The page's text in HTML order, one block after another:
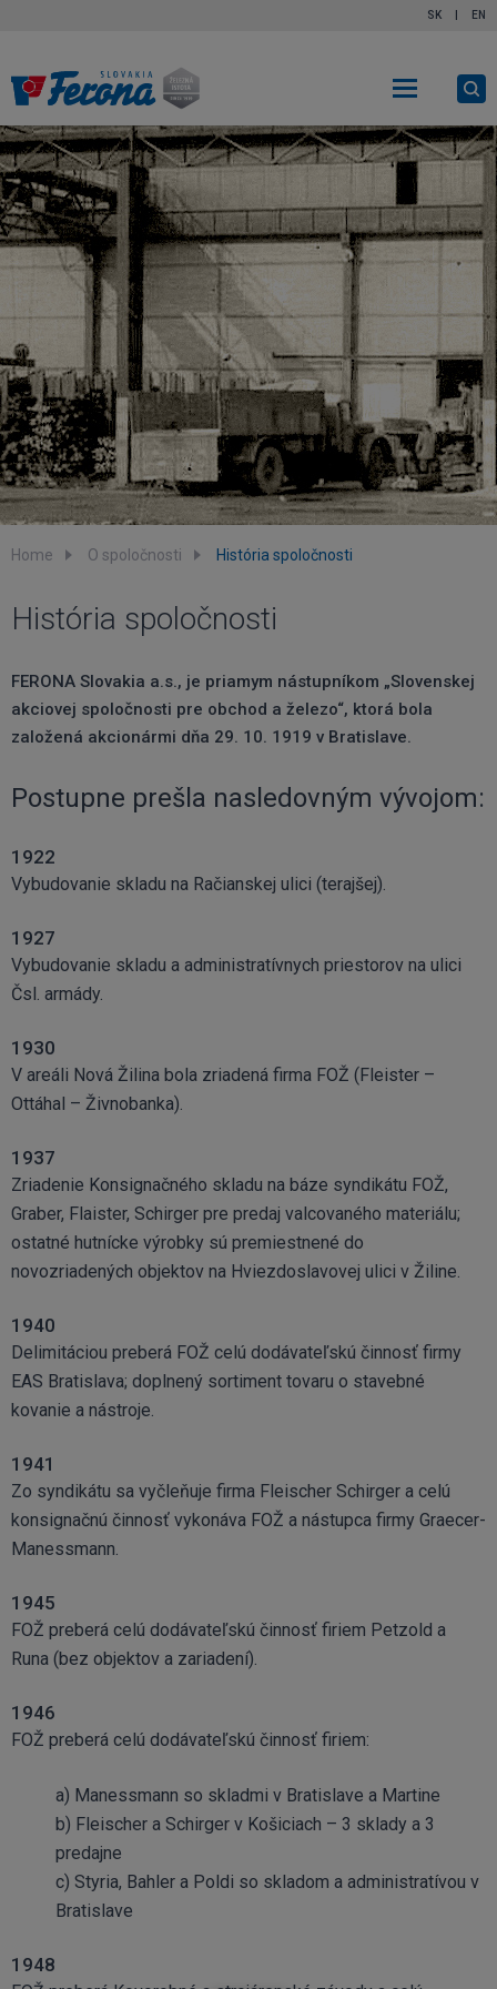
SK EN
Home O spoločnosti História spoločnosti
História spoločnosti
FERONA Slovakia a.s., je priamym nástupníkom „Slovenskej
akciovej spoločnosti pre obchod a železo“, ktorá bola
založená akcionármi dňa 29. 10. 1919 v Bratislave.
Postupne prešla nasledovným vývojom:
1922
Vybudovanie skladu na Račianskej ulici (terajšej).
1927
Vybudovanie skladu a administratívnych priestorov na ulici
Čsl. armády.
1930
V areáli Nová Žilina bola zriadená firma FOŽ (Fleister –
Ottáhal – Živnobanka).
1937
Zriadenie Konsignačného skladu na báze syndikátu FOŽ,
Graber, Flaister, Schirger pre predaj valcovaného materiálu;
ostatné hutnícke výrobky sú premiestnené do
novozriadených objektov na Hviezdoslavovej ulici v Žiline.
1940
Delimitáciou preberá FOŽ celú dodávateľskú činnosť firmy
EAS Bratislava; doplnený sortiment tovaru o stavebné
kovanie a nástroje.
1941
Zo syndikátu sa vyčleňuje firma Fleischer Schirger a celú
konsignačnú činnosť vykonáva FOŽ a nástupca firmy Graecer-
Manessmann.
1945
FOŽ preberá celú dodávateľskú činnosť firiem Petzold a
Runa (bez objektov a zariadení).
1946
FOŽ preberá celú dodávateľskú činnosť firiem:
a) Manessmann so skladmi v Bratislave a Martine
b) Fleischer a Schirger v Košiciach – 3 sklady a 3
predajne
c) Styria, Bahler a Poldi so skladom a administratívou v
Bratislave
1948